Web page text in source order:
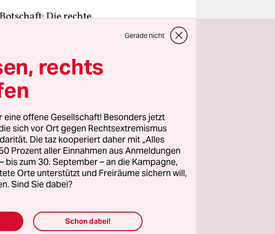
Die rechte
ein imaginäres
dort eine schnelle
Clips auf seinem Ins­
rechtsextremer
des
jetzt diese
der Kampagne
Gerade nicht
rechts
offene Gesellschaft! Besonders jetzt
sich vor Ort gegen Rechtsextremismus
Die taz kooperiert daher mit „Alles
Prozent aller Einnahmen aus Anmeldungen
bis zum 30. September – an die Kampagne,
Orte unterstützt und Freiräume sichern will,
Sind Sie dabei?
Schon dabei!